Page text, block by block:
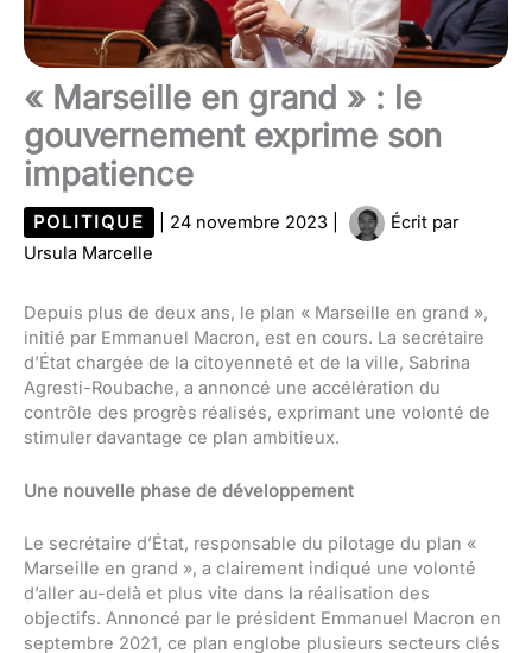
« Marseille en grand » : le
gouvernement exprime son
impatience
POLITIQUE 24 novembre 2023
Écrit par
Ursula Marcelle
Depuis plus de deux ans, le plan « Marseille en grand »,
initié par Emmanuel Macron, est en cours. La secrétaire
d’État chargée de la citoyenneté et de la ville, Sabrina
Agresti-Roubache, a annoncé une accélération du
contrôle des progrès réalisés, exprimant une volonté de
stimuler davantage ce plan ambitieux.
Une nouvelle phase de développement
Le secrétaire d’État, responsable du pilotage du plan «
Marseille en grand », a clairement indiqué une volonté
d’aller au-delà et plus vite dans la réalisation des
objectifs. Annoncé par le président Emmanuel Macron en
septembre 2021, ce plan englobe plusieurs secteurs clés